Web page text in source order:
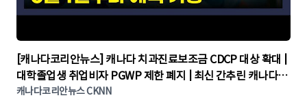
▶
[캐나다코리안뉴스] 캐나다 치과진료보조금 CDCP 대상 확대 |
대학졸업생 취업비자 PGWP 제한 폐지 | 최신 간추린 캐나다뉴
스 | CKNNEWS | 캐나다뉴스 | 토론토뉴스
캐나다코리안뉴스 CKNN